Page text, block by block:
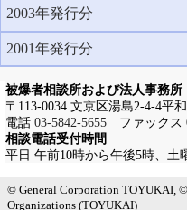
被爆者相談所および法人事務所
〒113-0034 文京区湯島2-4-4平
電話 03-5842-5655ファックス
相談電話受付時間
平日 午前10時から午後5時、土
2003年発行分
2001年発行分
メインメニューへ
サブメニューへ
現在地ナビ（パンくずリス
本文の冒頭へ
ページの先頭へ
© General Corporation TOYUKAI,
Organizations (TOYUKAI)